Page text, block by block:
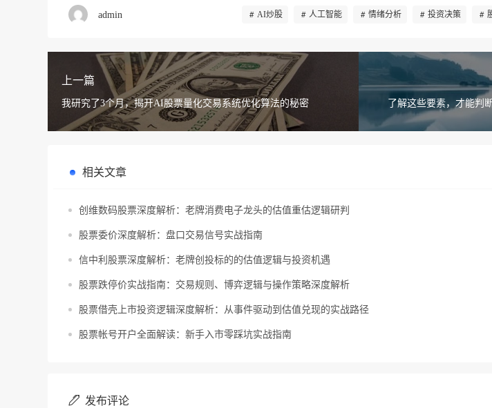
admin AI炒股 人工智能 情绪分析 投资决策
上一篇
我研究了3个月，揭开AI股票量化交易系统优化算法的秘密 了解这些要素，才能判
相关文章
创维数码股票深度解析：老牌消费电子龙头的估值重估逻辑研判
股票委价深度解析：盘口交易信号实战指南
信中利股票深度解析：老牌创投标的的估值逻辑与投资机遇
股票跌停价实战指南：交易规则、博弈逻辑与操作策略深度解析
股票借壳上市投资逻辑深度解析：从事件驱动到估值兑现的实战路径
股票帐号开户全面解读：新手入市零踩坑实战指南
发布评论